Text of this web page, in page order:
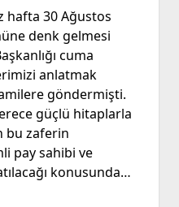
hafta 30 Ağustos
denk gelmesi
cuma
anlatmak
göndermişti.
güçlü hitaplarla
bu zaferin
pay sahibi ve
konusunda…